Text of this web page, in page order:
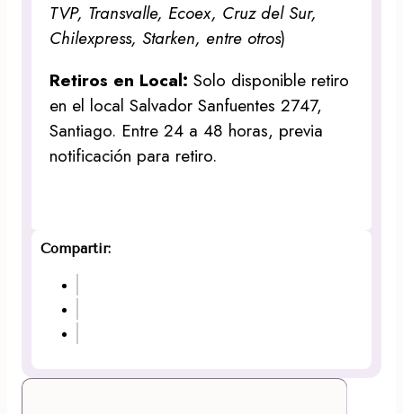
TVP, Transvalle, Ecoex, Cruz del Sur,
Chilexpress, Starken, entre otros)
Retiros en Local:Solo disponible retiro
en el local Salvador Sanfuentes 2747,
Santiago. Entre 24 a 48 horas, previa
notificación para retiro.
Compartir: